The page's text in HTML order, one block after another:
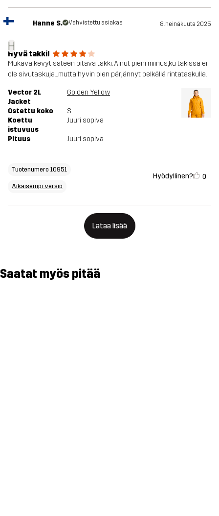
H
Hanne S. Vahvistettu asiakas 8. heinäkuuta 2025
Hyvä takki!
Mukava kevyt sateen pitävä takki. Ainut pieni miinus,ku takissa ei
ole sivutaskuja…mutta hyvin olen pärjännyt pelkällä rintataskulla.
Vector 2L
Jacket
Golden Yellow
Ostettu koko
S
Koettu
istuvuus
Juuri sopiva
PItuus Juuri sopiva
Tuotenumero 10951
Aikaisempi versio
Hyödyllinen? 0
Lataa lisää
Saatat myös pitää